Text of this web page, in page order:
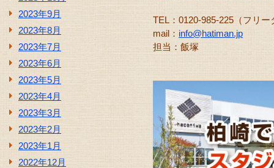
2023年9月
2023年8月
2023年7月
2023年6月
2023年5月
2023年4月
2023年3月
2023年2月
2023年1月
2022年12月
TEL：0120-985-225（フリー
mail： info@hatiman.jp
担当：飯塚